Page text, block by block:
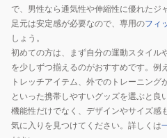
動
マ
シ
ン
エ
ク
サ
サ
で、男性なら通気性や伸縮性に優れたジ
足元は安定感が必要なので、専用のフィ
しょう。
初めての方は、まず自分の運動スタイル
を少しずつ揃えるのがおすすめです。例
トレッチアイテム、外でのトレーニン
といった携帯しやすいグッズを選ぶと良
機能性だけでなく、デザインやサイズ感
気に入りを見つけてください。詳しくは